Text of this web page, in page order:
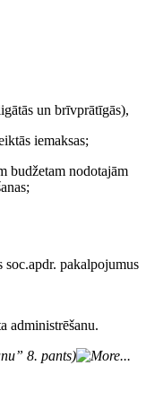
un brīvprātīgās),
iemaksas;
budžetam nodotajām
soc.apdr. pakalpojumus
administrēšanu.
8. pants)